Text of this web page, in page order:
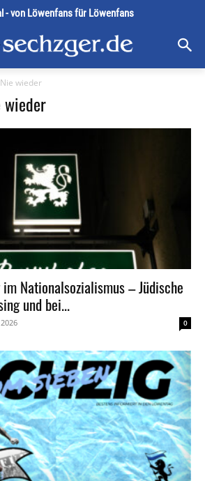
- von Löwenfans für Löwenfans
Nie wieder
wieder
Nationalsozialismus – Jüdische
und bei...
0